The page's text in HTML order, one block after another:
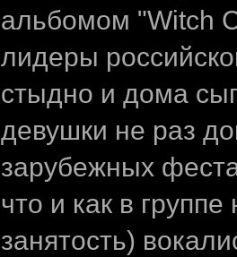
альбомом "Witch
лидеры
стыдно и дома
девушки не раз
зарубежных
что и как в
занятость)